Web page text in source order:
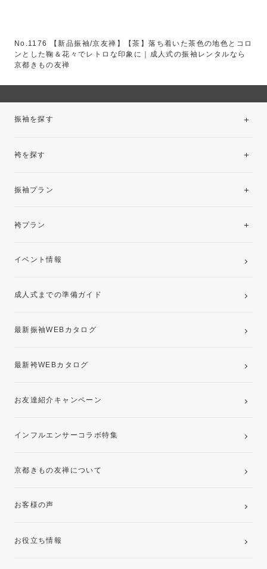
No.1176 【新品振袖/京友禅】【茶】落ち着いた茶色の地色とコロ
ンとした鞠＆花々でレトロな印象に｜成人式の振袖レンタルなら
京都きもの友禅
振袖を探す
袴を探す
振袖プラン
レンタルプラン
袴プラン
卒業袴レンタルプラン
イベント情報
成人式までの準備ガイド
最新振袖WEBカタログ
最新袴WEBカタログ
お友達紹介キャンペーン
インフルエンサーコラボ特集
京都きもの友禅について
お客様の声
お役立ち情報